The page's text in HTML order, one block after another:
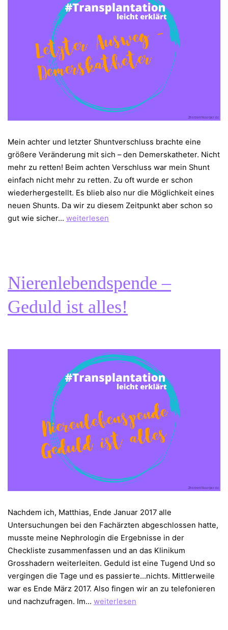
Mein achter und letzter Shuntverschluss brachte eine
größere Veränderung mit sich – den Demerskatheter. Nicht
mehr zu retten! Beim achten Verschluss war mein Shunt
einfach nicht mehr zu retten. Zu oft wurde er schon
wiederhergestellt. Es blieb also nur die Möglichkeit eines
neuen Shunts. Da wir zu diesem Zeitpunkt aber schon so
gut wie sicher… Letzter
weiterlesen
Nierenlebendspende –
Geduld ist alles!
Nachdem ich, Matthias, Ende Januar 2017 alle
Untersuchungen bei den Fachärzten abgeschlossen hatte,
musste meine Nephrologin die Ergebnisse in der
Checkliste zusammenfassen und an das Klinikum
Grosshadern weiterleiten. Geduld ist eine Tugend Und so
vergingen die Tage und es passierte…nichts. Mittlerweile
war es Ende März 2017. Also fingen wir an zu telefonieren
und nachzufragen. Im… Nierenlebendspende
weiterlesen